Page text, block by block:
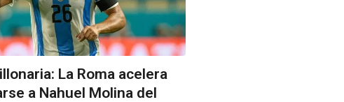
La Roma acelera
a Nahuel Molina del